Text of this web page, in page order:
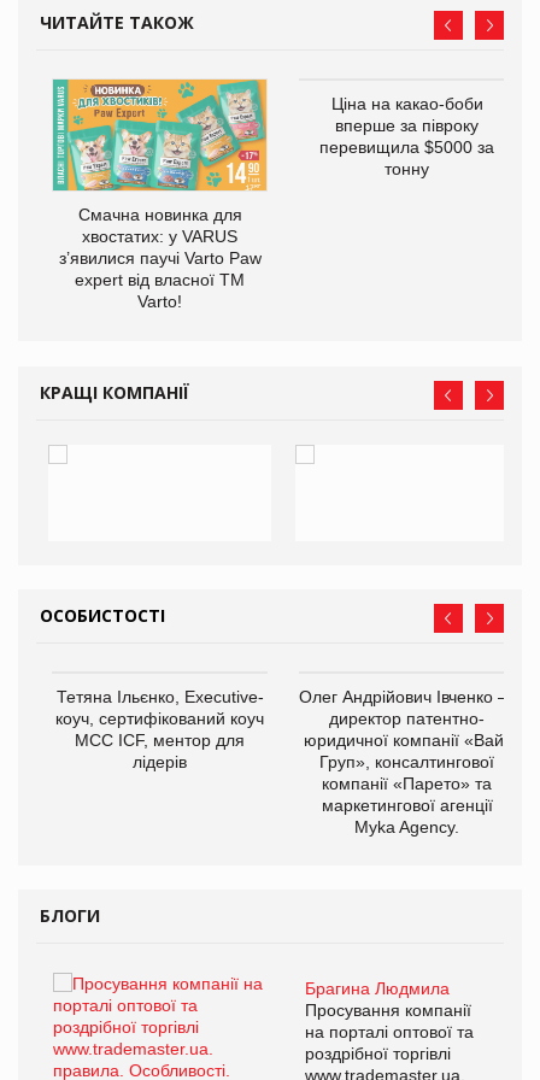
ЧИТАЙТЕ ТАКОЖ
Смачна новинка для
хвостатих: у VARUS
з’явилися паучі Varto Paw
expert від власної ТМ
Varto!
Ціна на какао-боби
вперше за півроку
перевищила $5000 за
тонну
КРАЩІ КОМПАНІЇ
ОСОБИСТОСТІ
Тетяна Ільєнко, Executive-
коуч, сертифікований коуч
МСС ICF, ментор для
лідерів
Олег Андрійович Івченко —
директор патентно-
юридичної компанії «Вайз
Груп», консалтингової
компанії «Парето» та
маркетингової агенції
Myka Agency.
БЛОГИ
Брагина Людмила
Просування компанії
на порталі оптової та
роздрібної торгівлі
www.trademaster.ua.